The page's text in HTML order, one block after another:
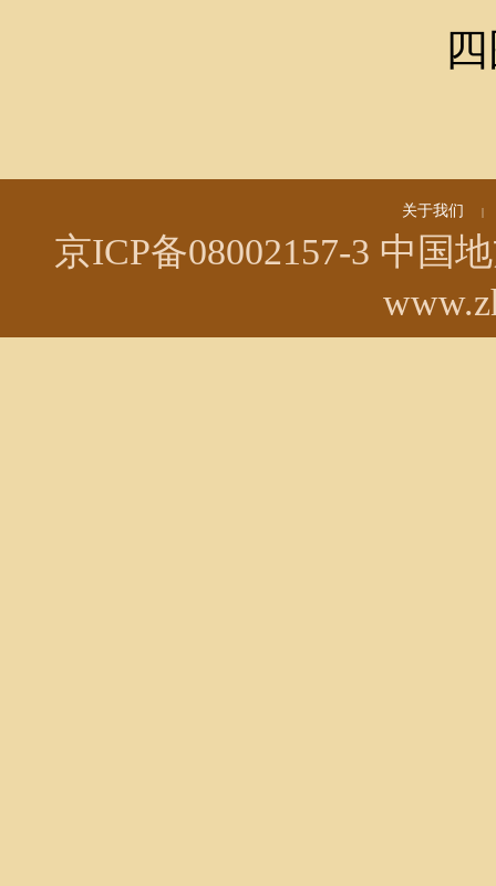
关于我们 |
京ICP备08002157-3 中国